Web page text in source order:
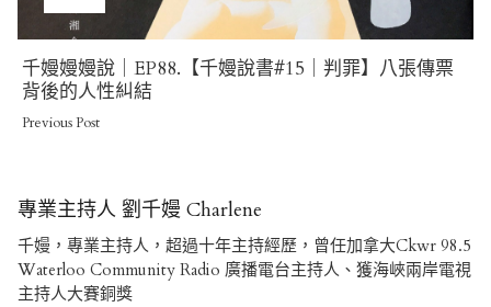
Previous
Post
千嫚嫚嫚說｜EP88.【千嫚說書#15｜判罪】八張傳票
背後的人性糾結
Previous Post
專業主持人 劉千嫚 Charlene
千嫚，專業主持人，超過十年主持經歷，曾任加拿大Ckwr 98.5
Waterloo Community Radio 廣播電台主持人、獲海峽兩岸電視
主持人大賽銅獎